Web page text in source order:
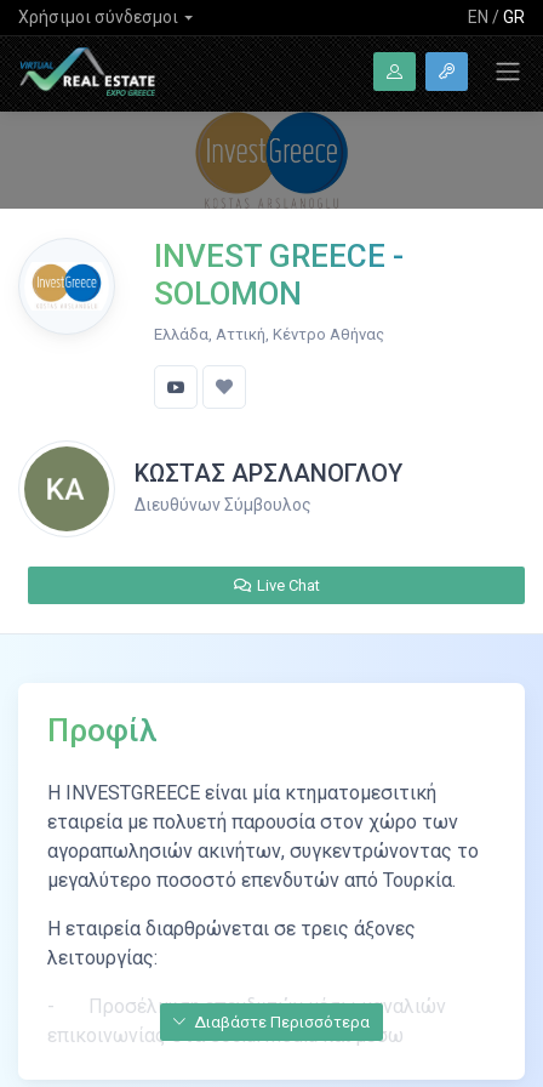
Χρήσιμοι σύνδεσμοι EN /GR
INVEST GREECE -
SOLOMON
Ελλάδα, Αττική, Κέντρο Αθήνας
ΚΩΣΤΑΣ ΑΡΣΛΑΝΟΓΛΟΥ
Διευθύνων Σύμβουλος
Live Chat
Προφίλ
Η INVESTGREECE είναι μία κτηματομεσιτική
εταιρεία με πολυετή παρουσία στον χώρο των
αγοραπωλησιών ακινήτων, συγκεντρώνοντας το
μεγαλύτερο ποσοστό επενδυτών από Τουρκία.
Η εταιρεία διαρθρώνεται σε τρεις άξονες
λειτουργίας:
- Προσέλκυση επενδυτών μέσω καναλιών
επικοινωνίας στα social media και μέσω
Διαβάστε Περισσότερα